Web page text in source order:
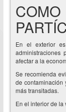
En el exterior
administraciones
afectar a la
Se recomienda
de contaminación
más transitadas.
En el interior de